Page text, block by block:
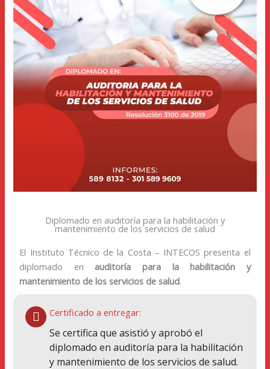
Diplomado en auditoría para la habilitación y
mantenimiento de los servicios de salud
El Instituto Técnico de la Costa – INTECOS presenta el
diplomado en auditoría para la habilitación y
mantenimiento de los servicios de salud.
Certificado a entregar:
Se certifica que asistió y aprobó el
diplomado en auditoría para la habilitación
y mantenimiento de los servicios de salud.